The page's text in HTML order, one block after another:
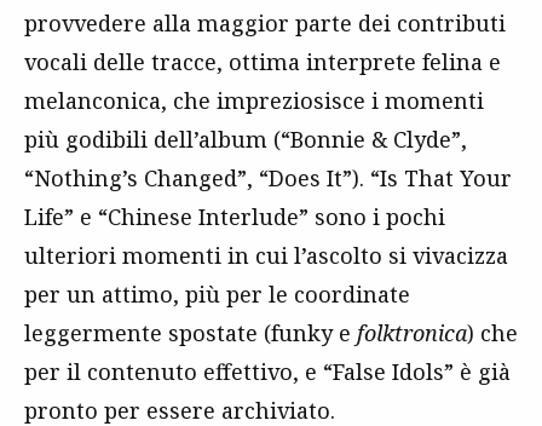
provvedere alla maggior parte dei contributi
vocali delle tracce, ottima interprete felina e
melanconica, che impreziosisce i momenti
più godibili dell’album (“Bonnie & Clyde”,
“Nothing’s Changed”, “Does It”). “Is That Your
Life” e “Chinese Interlude” sono i pochi
ulteriori momenti in cui l’ascolto si vivacizza
per un attimo, più per le coordinate
leggermente spostate (funky e folktronica) che
per il contenuto effettivo, e “False Idols” è già
pronto per essere archiviato.